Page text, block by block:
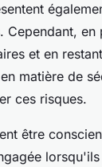
Cependant, en
et en
matière de
ces risques.
être